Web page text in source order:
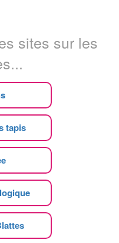
sites sur les
tapis